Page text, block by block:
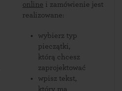
online i zamówienie jest
realizowane:
wybierz typ
pieczątki,
którą chcesz
zaprojektować
wpisz tekst,
który ma